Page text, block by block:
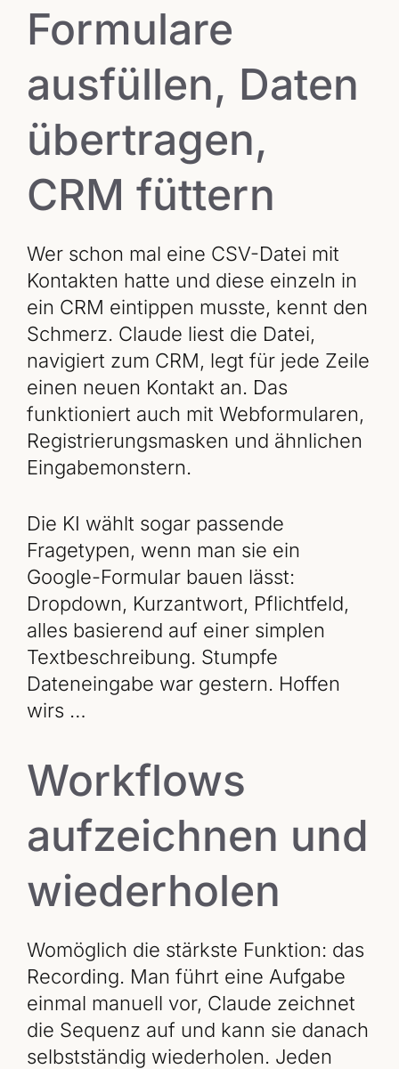
Formulare
ausfüllen, Daten
übertragen,
CRM füttern
Wer schon mal eine CSV-Datei mit
Kontakten hatte und diese einzeln in
ein CRM eintippen musste, kennt den
Schmerz. Claude liest die Datei,
navigiert zum CRM, legt für jede Zeile
einen neuen Kontakt an. Das
funktioniert auch mit Webformularen,
Registrierungsmasken und ähnlichen
Eingabemonstern.
Die KI wählt sogar passende
Fragetypen, wenn man sie ein
Google-Formular bauen lässt:
Dropdown, Kurzantwort, Pflichtfeld,
alles basierend auf einer simplen
Textbeschreibung. Stumpfe
Dateneingabe war gestern. Hoffen
wirs …
Workflows
aufzeichnen und
wiederholen
Womöglich die stärkste Funktion: das
Recording. Man führt eine Aufgabe
einmal manuell vor, Claude zeichnet
die Sequenz auf und kann sie danach
selbstständig wiederholen. Jeden